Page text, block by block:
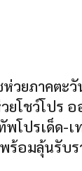
วยภาคตะ
ยโชว์โปร
โปรเด็ด-เ
ร้อมลุ้นรับ